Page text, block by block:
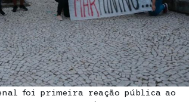
foi primeira reação pública ao